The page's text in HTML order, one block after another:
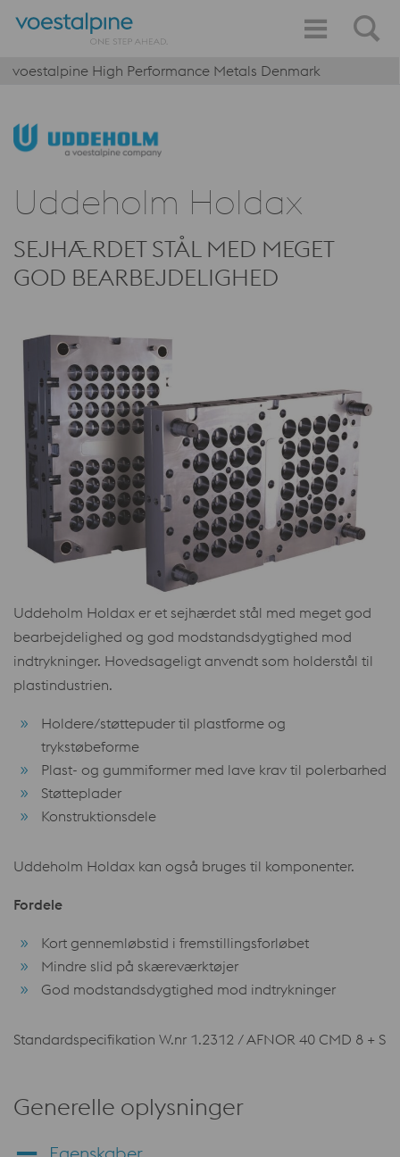
voestalpine High Performance Metals Denmark
Uddeholm Holdax
SEJHÆRDET STÅL MED MEGET
GOD BEARBEJDELIGHED
Uddeholm Holdax er et sejhærdet stål med meget god
bearbejdelighed og god modstandsdygtighed mod
indtrykninger. Hovedsageligt anvendt som holderstål til
plastindustrien.
Holdere/støttepuder til plastforme og
trykstøbeforme
Plast- og gummiformer med lave krav til polerbarhed
Støtteplader
Konstruktionsdele
Uddeholm Holdax kan også bruges til komponenter.
Fordele
Kort gennemløbstid i fremstillingsforløbet
Mindre slid på skæreværktøjer
God modstandsdygtighed mod indtrykninger
Standardspecifikation W.nr 1.2312 / AFNOR 40 CMD 8 + S
Generelle oplysninger